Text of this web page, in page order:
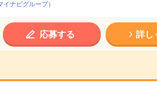
ナビグループ）
応募する 詳し